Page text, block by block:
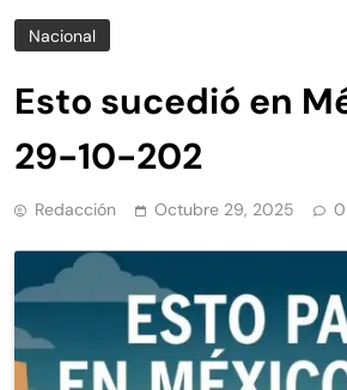
Nacional
Esto sucedió en
29-10-202
Redacción Octubre 29, 2025 0